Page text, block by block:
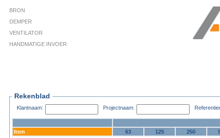
BRON
DEMPER
VENTILATOR
HANDMATIGE INVOER
Rekenblad
Klantnaam: Projectnaam:
Item 63 125 250